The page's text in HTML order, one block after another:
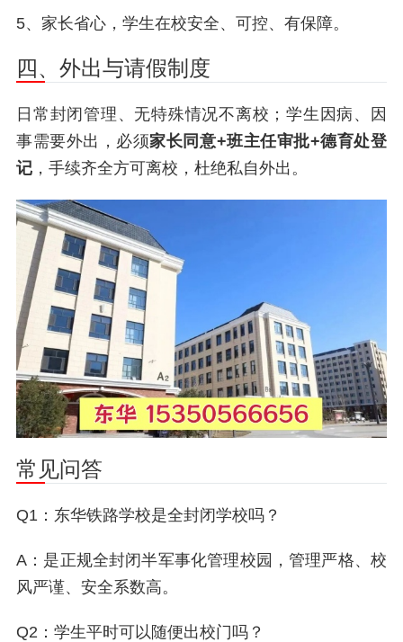
5、家长省心，学生在校安全、可控、有保障。
四、外出与请假制度
日常封闭管理、无特殊情况不离校；学生因病、因
事需要外出，必须家长同意+班主任审批+德育处登
记 ，手续齐全方可离校，杜绝私自外出。
常见问答
Q1：东华铁路学校是全封闭学校吗？
A：是正规全封闭半军事化管理校园，管理严格、校
风严谨、安全系数高。
Q2：学生平时可以随便出校门吗？